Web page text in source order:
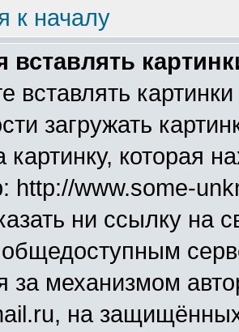
к началу
вставлять
вставлять
загружать
картинку, которая
http://www.some-
ни ссылку на
за механизмом
на